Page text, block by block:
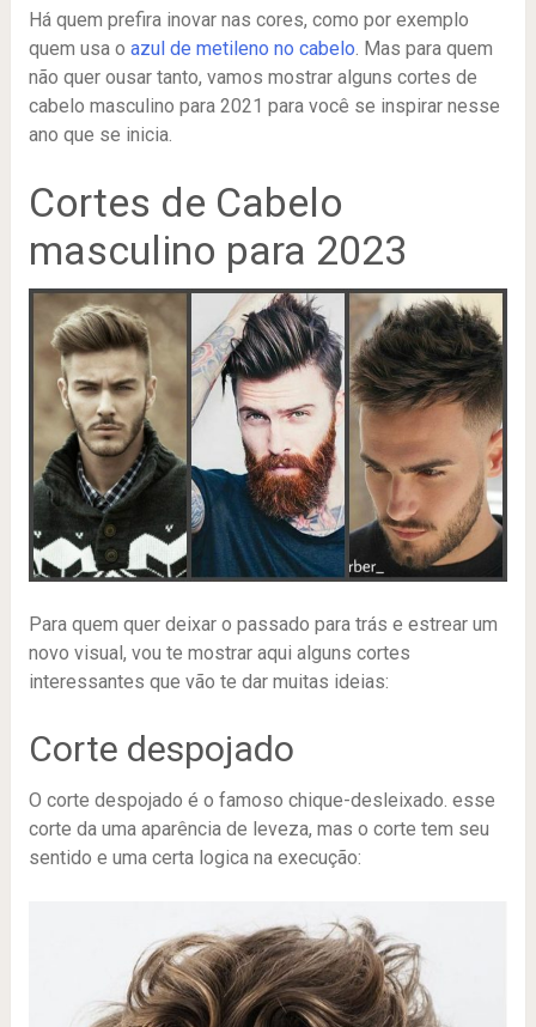
Há quem prefira inovar nas cores, como por exemplo
quem usa o azul de metileno no cabelo. Mas para quem
não quer ousar tanto, vamos mostrar alguns cortes de
cabelo masculino para 2021 para você se inspirar nesse
ano que se inicia.
Cortes de Cabelo
masculino para 2023
Para quem quer deixar o passado para trás e estrear um
novo visual, vou te mostrar aqui alguns cortes
interessantes que vão te dar muitas ideias:
Corte despojado
O corte despojado é o famoso chique-desleixado. esse
corte da uma aparência de leveza, mas o corte tem seu
sentido e uma certa logica na execução: